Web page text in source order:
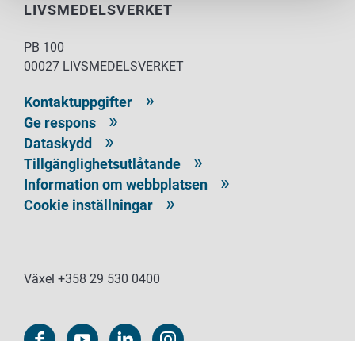
LIVSMEDELSVERKET
PB 100
00027 LIVSMEDELSVERKET
Kontaktuppgifter
Ge respons
Dataskydd
Tillgänglighetsutlåtande
Information om webbplatsen
Cookie inställningar
Växel +358 29 530 0400